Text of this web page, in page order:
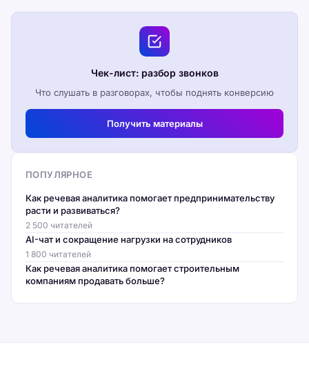
Чек-лист: разбор звонков
Что слушать в разговорах, чтобы поднять конверсию
Получить материалы
ПОПУЛЯРНОЕ
Как речевая аналитика помогает предпринимательству
расти и развиваться?
2 500 читателей
AI-чат и сокращение нагрузки на сотрудников
1 800 читателей
Как речевая аналитика помогает строительным
компаниям продавать больше?